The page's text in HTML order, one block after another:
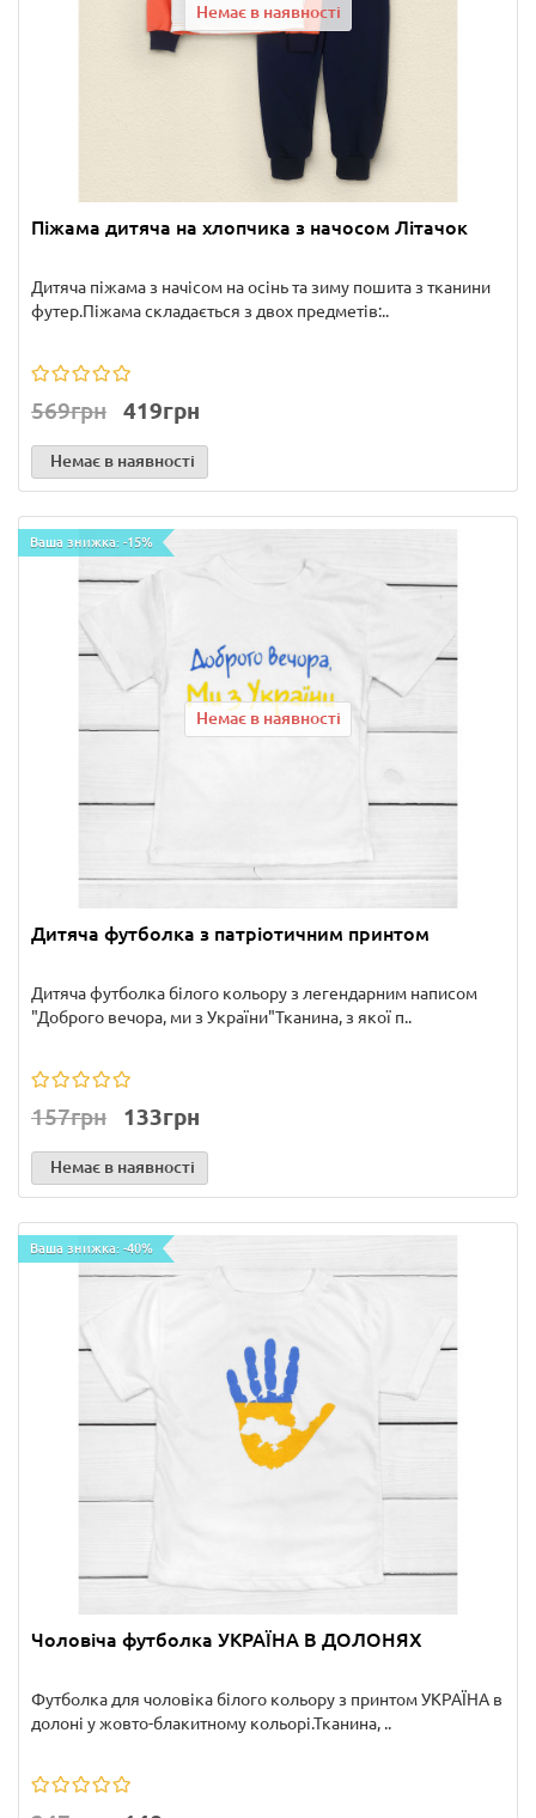
Немає в наявності
Піжама дитяча на хлопчика з начосом Літачок
Дитяча піжама з начісом на осінь та зиму пошита з тканини
футер.Піжама складається з двох предметів:..
569грн 419грн
Немає в наявності
Ваша знижка: -15%
Немає в наявності
Дитяча футболка з патріотичним принтом
Дитяча футболка білого кольору з легендарним написом
"Доброго вечора, ми з України"Тканина, з якої п..
157грн 133грн
Немає в наявності
Ваша знижка: -40%
Чоловіча футболка УКРАЇНА В ДОЛОНЯХ
Футболка для чоловіка білого кольору з принтом УКРАЇНА в
долоні у жовто-блакитному кольорі.Тканина, ..